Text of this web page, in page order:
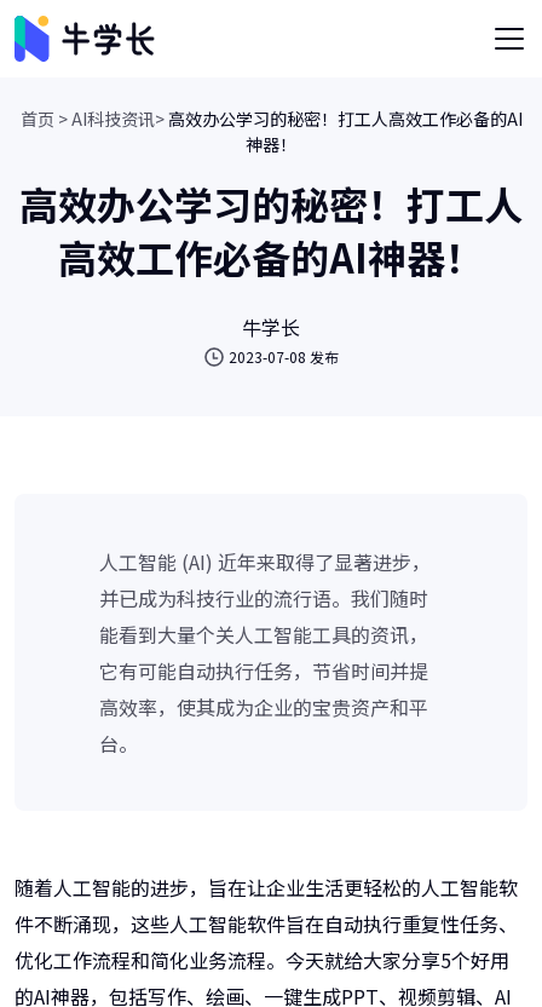
首页 >AI科技资讯> 高效办公学习的秘密！打工人高效工作必备的AI
神器！
高效办公学习的秘密！打工人
高效工作必备的AI神器！
牛学长
2023-07-08 发布
人工智能 (AI) 近年来取得了显著进步，
并已成为科技行业的流行语。我们随时
能看到大量个关人工智能工具的资讯，
它有可能自动执行任务，节省时间并提
高效率，使其成为企业的宝贵资产和平
台。
随着人工智能的进步，旨在让企业生活更轻松的人工智能软
件不断涌现，这些人工智能软件旨在自动执行重复性任务、
优化工作流程和简化业务流程。今天就给大家分享5个好用
的AI神器，包括写作、绘画、一键生成PPT、视频剪辑、AI